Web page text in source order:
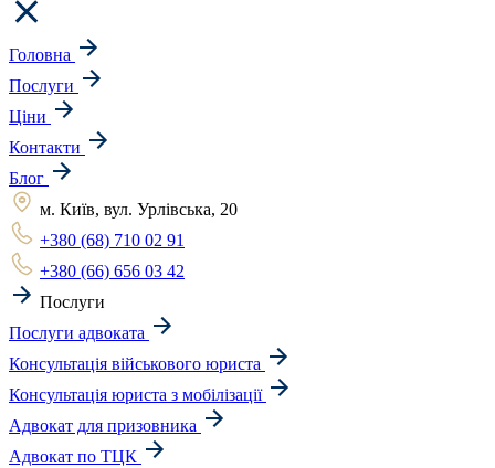
Головна
Послуги
Ціни
Контакти
Блог
м. Київ, вул. Урлівська, 20
+380 (68) 710 02 91
+380 (66) 656 03 42
Послуги
Послуги адвоката
Консультація військового юриста
Консультація юриста з мобілізації
Адвокат для призовника
Адвокат по ТЦК